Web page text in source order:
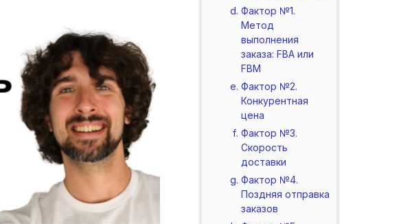
Фактор №1.
Метод
выполнения
заказа: FBA или
FBM
Фактор №2.
Конкурентная
цена
Фактор №3.
Скорость
доставки
Фактор №4.
Поздняя отправка
заказов